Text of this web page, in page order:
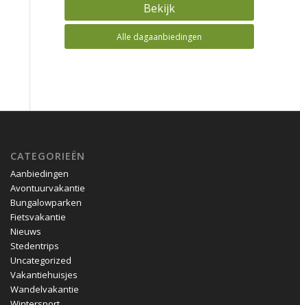
Bekijk
Alle dagaanbiedingen
CATEGORIEËN
Aanbiedingen
Avontuurvakantie
Bungalowparken
Fietsvakantie
Nieuws
Stedentrips
Uncategorized
Vakantiehuisjes
Wandelvakantie